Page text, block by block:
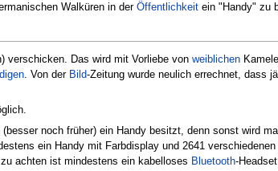
Walküren in derÖffentlichkeit ein "Handy" zu
verschicken. Das wird mit Vorliebe von weiblichen
. Von der Bild-Zeitung wurde neulich errechnet, dass
noch früher) ein Handy besitzt, denn sonst wird
ein Handy mit Farbdisplay und 2641
achten ist mindestens ein kabelloses Bluetooth-